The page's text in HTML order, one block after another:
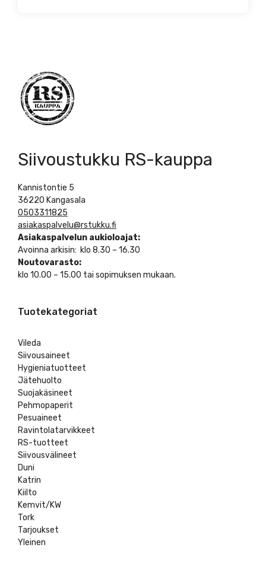
Siivoustukku RS-kauppa
Kannistontie 5
36220 Kangasala
0503311825
asiakaspalvelu@rstukku.fi
Asiakaspalvelun aukioloajat:
Avoinna arkisin: klo 8.30 – 16.30
Noutovarasto:
klo 10.00 – 15.00 tai sopimuksen mukaan.
Tuotekategoriat
Vileda
Siivousaineet
Hygieniatuotteet
Jätehuolto
Suojakäsineet
Pehmopaperit
Pesuaineet
Ravintolatarvikkeet
RS-tuotteet
Siivousvälineet
Duni
Katrin
Kiilto
Kemvit/KW
Tork
Tarjoukset
Yleinen